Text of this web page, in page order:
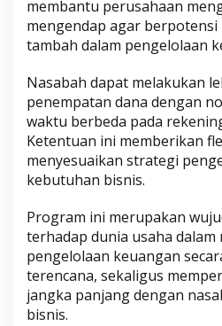
membantu perusahaan
mengendap agar
tambah dalam pengelolaan
Nasabah dapat melakukan
penempatan dana dengan
waktu berbeda pada
Ketentuan ini memberikan
menyesuaikan strategi
kebutuhan bisnis.
Program ini merupakan
terhadap dunia usaha
pengelolaan keuangan
terencana, sekaligus
jangka panjang dengan
bisnis.